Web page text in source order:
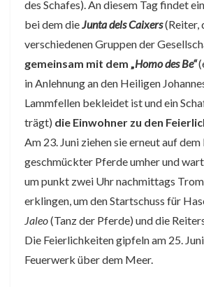
des Schafes). An diesem Tag findet
bei dem dieJunta dels Caixers(Reiter,
verschiedenen Gruppen der
gemeinsam mit dem „Homo des Be“
in Anlehnung an den Heiligen
Lammfellen bekleidet ist und ein
trägt) die Einwohner zu den
Am 23. Juni ziehen sie erneut auf dem
geschmückter Pferde umher und
um punkt zwei Uhr nachmittags
erklingen, um den Startschuss für
Jaleo(Tanz der Pferde) und die
Die Feierlichkeiten gipfeln am 25.
Feuerwerk über dem Meer.